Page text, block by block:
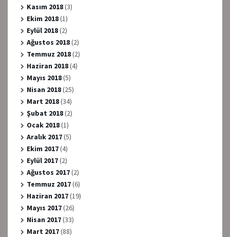
Kasım 2018(3)
Ekim 2018(1)
Eylül 2018(2)
Ağustos 2018(2)
Temmuz 2018(2)
Haziran 2018(4)
Mayıs 2018(5)
Nisan 2018(25)
Mart 2018(34)
Şubat 2018(2)
Ocak 2018(1)
Aralık 2017(5)
Ekim 2017(4)
Eylül 2017(2)
Ağustos 2017(2)
Temmuz 2017(6)
Haziran 2017(19)
Mayıs 2017(26)
Nisan 2017(33)
Mart 2017(88)